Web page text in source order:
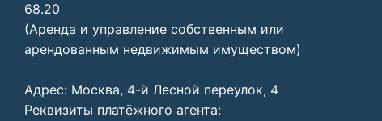
68.20
(Аренда и управление собственным или
арендованным недвижимым имуществом)
Адрес: Москва, 4-й Лесной переулок, 4
Реквизиты платёжного агента: